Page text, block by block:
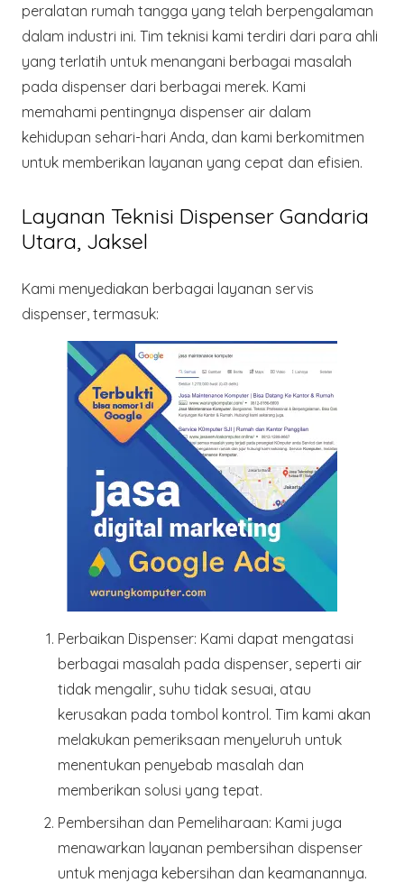
peralatan rumah tangga yang telah berpengalaman
dalam industri ini. Tim teknisi kami terdiri dari para ahli
yang terlatih untuk menangani berbagai masalah
pada dispenser dari berbagai merek. Kami
memahami pentingnya dispenser air dalam
kehidupan sehari-hari Anda, dan kami berkomitmen
untuk memberikan layanan yang cepat dan efisien.
Layanan Teknisi Dispenser Gandaria
Utara, Jaksel
Kami menyediakan berbagai layanan servis
dispenser, termasuk:
Perbaikan Dispenser: Kami dapat mengatasi
berbagai masalah pada dispenser, seperti air
tidak mengalir, suhu tidak sesuai, atau
kerusakan pada tombol kontrol. Tim kami akan
melakukan pemeriksaan menyeluruh untuk
menentukan penyebab masalah dan
memberikan solusi yang tepat.
Pembersihan dan Pemeliharaan: Kami juga
menawarkan layanan pembersihan dispenser
untuk menjaga kebersihan dan keamanannya.